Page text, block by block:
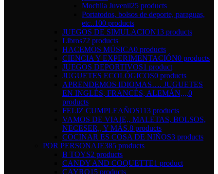
Mochila Juvenil25 products
Portatodos, bolsos de deporte, paraguas,
etc..100 products
JUEGOS DE SIMULACION13 products
Libros72 products
HACEMOS MÚSICA0 products
CIENCIA Y EXPERIMENTACIÓN0 products
JUEGOS DEPORTIVOS1 product
JUGUETES ECOLÓGICOS0 products
APRENDEMOS IDIOMAS…. JUGUETES
EN INGLÉS, FRANCÉS, ALEMÁN,,,,0
products
FELIZ CUMPLEAÑOS113 products
VAMOS DE VIAJE,, MALETAS, BOLSOS,
NECESER,, Y MÁS.8 products
COCINAR ES COSA DE NIÑOS3 products
POR PERSONAJE385 products
B TOYS2 products
CANDY AND COQUETTE1 product
CAYRO15 products